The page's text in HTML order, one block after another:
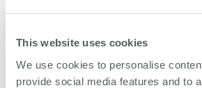
This website uses cookies
We use cookies to personalise
provide social media features and to
Paneles Polipropileno